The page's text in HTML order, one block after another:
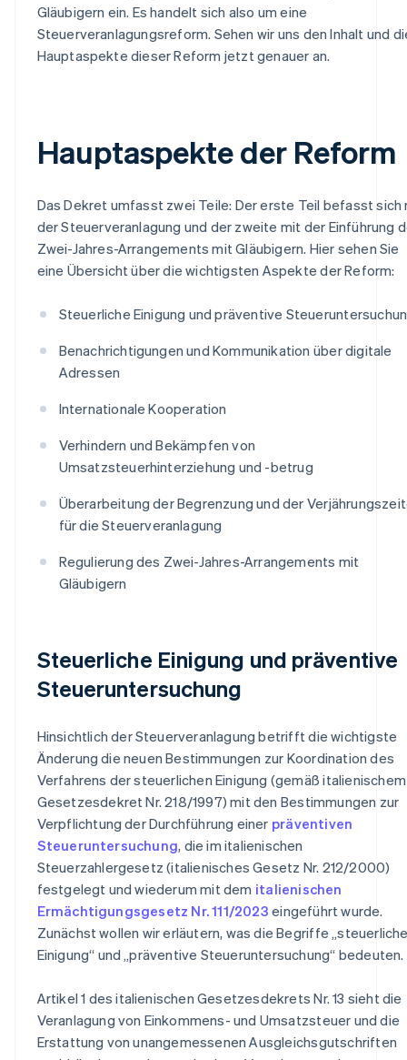
Gläubigern ein. Es handelt sich also um eine
Steuerveranlagungsreform. Sehen wir uns den Inhalt und
Hauptaspekte dieser Reform jetzt genauer an.
Hauptaspekte der Reform
Das Dekret umfasst zwei Teile: Der erste Teil befasst sich
der Steuerveranlagung und der zweite mit der Einführung
Zwei-Jahres-Arrangements mit Gläubigern. Hier sehen Sie
eine Übersicht über die wichtigsten Aspekte der Reform:
Steuerliche Einigung und präventive
Benachrichtigungen und Kommunikation über digitale
Adressen
Internationale Kooperation
Verhindern und Bekämpfen von
Umsatzsteuerhinterziehung und -betrug
Überarbeitung der Begrenzung und der
für die Steuerveranlagung
Regulierung des Zwei-Jahres-Arrangements mit
Gläubigern
Steuerliche Einigung und präventive
Steueruntersuchung
Hinsichtlich der Steuerveranlagung betrifft die wichtigste
Änderung die neuen Bestimmungen zur Koordination des
Verfahrens der steuerlichen Einigung (gemäß italienischem
Gesetzesdekret Nr. 218/1997) mit den Bestimmungen zur
Verpflichtung der Durchführung einer präventiven
Steueruntersuchung, die im italienischen
Steuerzahlergesetz (italienisches Gesetz Nr. 212/2000)
festgelegt und wiederum mit dem italienischen
Ermächtigungsgesetz Nr. 111/2023 eingeführt wurde.
Zunächst wollen wir erläutern, was die Begriffe
Einigung“ und „präventive Steueruntersuchung“ bedeuten.
Artikel 1 des italienischen Gesetzesdekrets Nr. 13 sieht die
Veranlagung von Einkommens- und Umsatzsteuer und die
Erstattung von unangemessenen Ausgleichsgutschriften